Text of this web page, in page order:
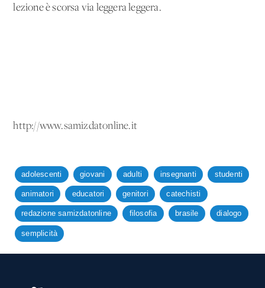
lezione è scorsa via leggera leggera.
http://www.samizdatonline.it
adolescenti giovani adulti insegnanti studenti
animatori educatori genitori catechisti
redazione samizdatonline filosofia brasile dialogo
semplicità